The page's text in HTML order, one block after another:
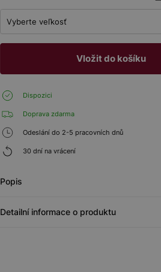
Vyberte veľkosť
Vložit do košíku
Dispozici
Doprava zdarma
Odeslání do 2-5 pracovních dnů
30 dní na vrácení
Popis
Detailní informace o produktu